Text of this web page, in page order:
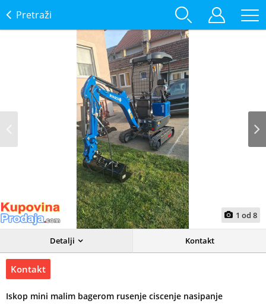
Pretraži
1 od 8
Detalji Kontakt
Kontakt
Iskop mini malim bagerom rusenje ciscenje nasipanje